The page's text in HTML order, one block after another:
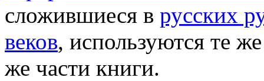
сложившиеся в русских
веков, используются те
же части книги.